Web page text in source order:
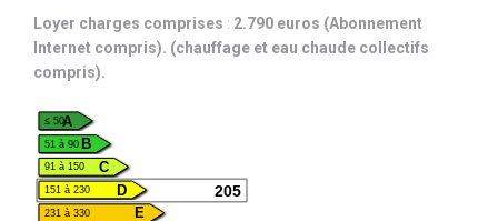
Loyer charges comprises : 2.790 euros (Abonnement
Internet compris). (chauffage et eau chaude collectifs
compris).
A
≤ 50
B
51 à 90
C
91 à 150
205
D
151 à 230
E
231 à 330